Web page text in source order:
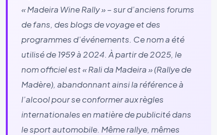
« Madeira Wine Rally » – sur d’anciens forums
de fans, des blogs de voyage et des
programmes d’événements. Ce nom a été
utilisé de 1959 à 2024. À partir de 2025, le
nom officiel est « Rali da Madeira » (Rallye de
Madère), abandonnant ainsi la référence à
l’alcool pour se conformer aux règles
internationales en matière de publicité dans
le sport automobile. Même rallye, mêmes